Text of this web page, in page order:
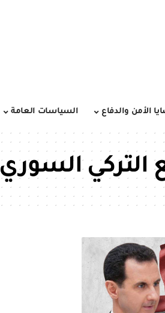
الأمن والدفاع السياسات العامة
التركي السوري